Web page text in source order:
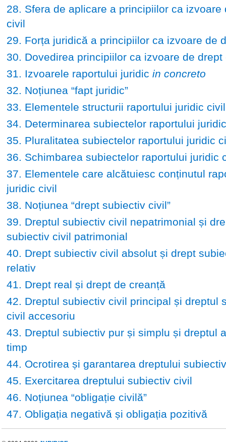
28. Sfera de aplicare a principiilor ca izvoare
civil
29. Forța juridică a principiilor ca izvoare de
30. Dovedirea principiilor ca izvoare de drept
31. Izvoarele raportului juridic in concreto
32. Noțiunea “fapt juridic”
33. Elementele structurii raportului juridic civil
34. Determinarea subiectelor raportului
35. Pluralitatea subiectelor raportului juridic
36. Schimbarea subiectelor raportului juridic
37. Elementele care alcătuiesc conținutul
juridic civil
38. Noțiunea “drept subiectiv civil”
39. Dreptul subiectiv civil nepatrimonial și
subiectiv civil patrimonial
40. Drept subiectiv civil absolut și drept
relativ
41. Drept real și drept de creanță
42. Dreptul subiectiv civil principal și dreptul
civil accesoriu
43. Dreptul subiectiv pur și simplu și dreptul
timp
44. Ocrotirea și garantarea dreptului
45. Exercitarea dreptului subiectiv civil
46. Noțiunea “obligație civilă”
47. Obligația negativă și obligația pozitivă